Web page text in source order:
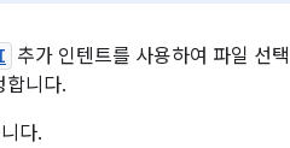
추가 인텐트를 사용하여 파일 선택
합니다.
다.